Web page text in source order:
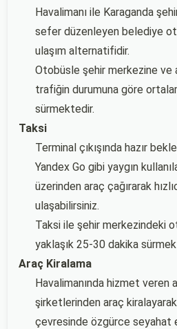
Havalimanı ile Karaganda
sefer düzenleyen belediye
ulaşım alternatifidir.
Otobüsle şehir merkezine ve
trafiğin durumuna göre
sürmektedir.
Taksi
Terminal çıkışında hazır
Yandex Go gibi yaygın
üzerinden araç çağırarak
ulaşabilirsiniz.
Taksi ile şehir merkezindeki
yaklaşık 25-30 dakika
Araç Kiralama
Havalimanında hizmet veren
şirketlerinden araç
çevresinde özgürce seyahat